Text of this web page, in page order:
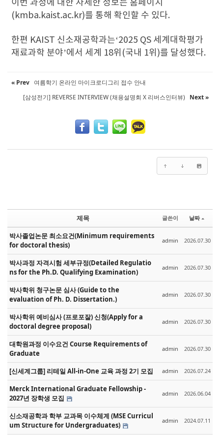
이번 과정에 대한 자세한 정보는 홈페이지
(kmba.kaist.ac.kr)를 통해 확인할 수 있다.
한편 KAIST 신소재공학과는‘2025 QS 세계대학평가
재료과학 분야’에서 세계 18위(국내 1위)를 달성했다.
« Prev 여름학기 온라인 마이크로디그리 접수 안내
[삼성전기] REVERSE INTERVIEW (채용설명회 X 리버스인터뷰)
Next »
제목 글쓴이 날짜
박사졸업논문 최소요건(Minimum requirements
for doctoral thesis)
admin 2026.07.30
박사과정 자격시험 세부규정(Detailed Regulatio
ns for the Ph.D. Qualifying Examination)
admin 2026.07.30
박사학위 청구논문 심사 (Guide to the
evaluation of Ph. D. Dissertation.)
admin 2026.07.30
박사학위 예비심사 (프로포잘) 신청(Apply for a
doctoral degree proposal)
admin 2026.07.30
대학원과정 이수요건 Course Requirements of
Graduate
admin 2026.07.30
[신세계그룹] 리테일 All-in-One 교육 과정 2기 모집 admin 2026.07.24
Merck International Graduate Fellowship -
2027년 장학생 모집
admin 2026.06.04
신소재공학과 학부 교과목 이수체계 (MSE Curricul
um Structure for Undergraduates)
admin 2024.07.11